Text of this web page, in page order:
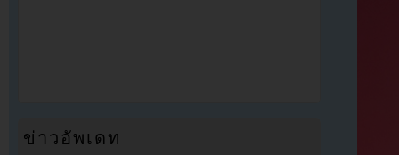
ข่าวอัพเดท